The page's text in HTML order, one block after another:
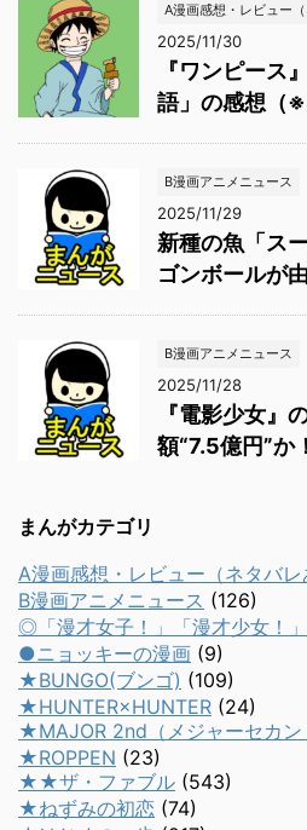
A漫画感想・レビュー（
2025/11/30
『ワンピース
語」の感想（※
B漫画アニメニュース
2025/11/29
新種の魚「ス
ゴンボールが
B漫画アニメニュース
2025/11/28
『電影少女』
額“7.5億円”か
まんがカテゴリ
A漫画感想・レビュー（ネタバレ
B漫画アニメニュース (126)
◎「漫才女子！」「漫才少女！」
●ニョッキーの漫画 (9)
★BUNGO(ブンゴ) (109)
★HUNTER×HUNTER (24)
★MAJOR 2nd（メジャーセカン
★ROPPEN (23)
★★ザ・ファブル (543)
★ねずみの初恋 (74)